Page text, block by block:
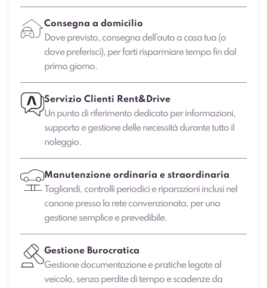
Consegna a domicilio
Dove previsto, consegna dell’auto a casa tua (o
dove preferisci), per farti risparmiare tempo fin dal
primo giorno.
Servizio Clienti Rent&Drive
Un punto di riferimento dedicato per informazioni,
supporto e gestione delle necessità durante tutto il
noleggio.
Manutenzione ordinaria e straordinaria
Tagliandi, controlli periodici e riparazioni inclusi nel
canone presso la rete convenzionata, per una
gestione semplice e prevedibile.
Gestione Burocratica
Gestione documentazione e pratiche legate al
veicolo, senza perdite di tempo e scadenze da